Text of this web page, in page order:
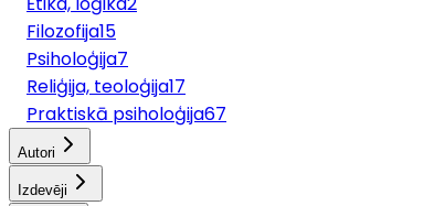
Filozofija15
Psiholoģija7
Reliģija, teoloģija17
Praktiskā psiholoģija67
Autori
Izdevēji